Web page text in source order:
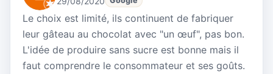
Le choix est limité, ils continuent de fabriquer
leur gâteau au chocolat avec "un œuf", pas bon.
L'idée de produire sans sucre est bonne mais il
faut comprendre le consommateur et ses goûts.